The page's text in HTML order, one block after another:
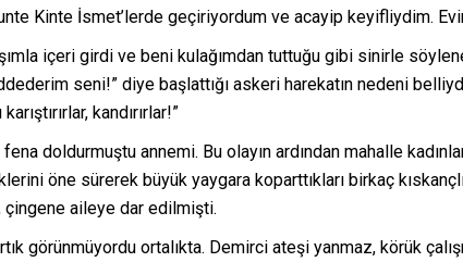
Kinte İsmet’lerde geçiriyordum ve acayip keyifliydim.
içeri girdi ve beni kulağımdan tuttuğu gibi sinirle
seni!” diye başlattığı askeri harekatın nedeni
kandırırlar!”
doldurmuştu annemi. Bu olayın ardından mahalle
öne sürerek büyük yaygara koparttıkları birkaç
çingene aileye dar edilmişti.
görünmüyordu ortalıkta. Demirci ateşi yanmaz, körük